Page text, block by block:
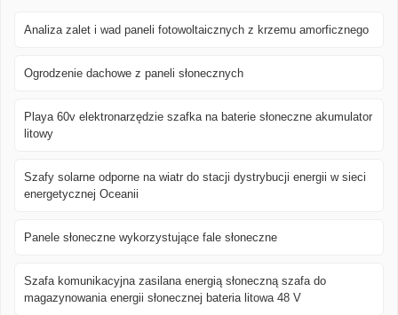
Analiza zalet i wad paneli fotowoltaicznych z krzemu amorficznego
Ogrodzenie dachowe z paneli słonecznych
Playa 60v elektronarzędzie szafka na baterie słoneczne akumulator
litowy
Szafy solarne odporne na wiatr do stacji dystrybucji energii w sieci
energetycznej Oceanii
Panele słoneczne wykorzystujące fale słoneczne
Szafa komunikacyjna zasilana energią słoneczną szafa do
magazynowania energii słonecznej bateria litowa 48 V